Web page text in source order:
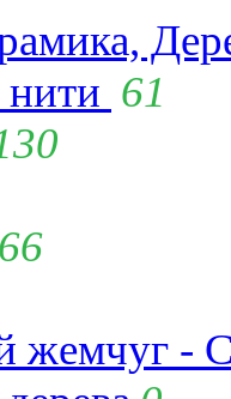
61
66
жемчуг -